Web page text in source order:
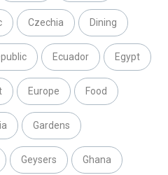
Czechia Dining
Ecuador Egypt
Europe Food
Gardens
Geysers Ghana